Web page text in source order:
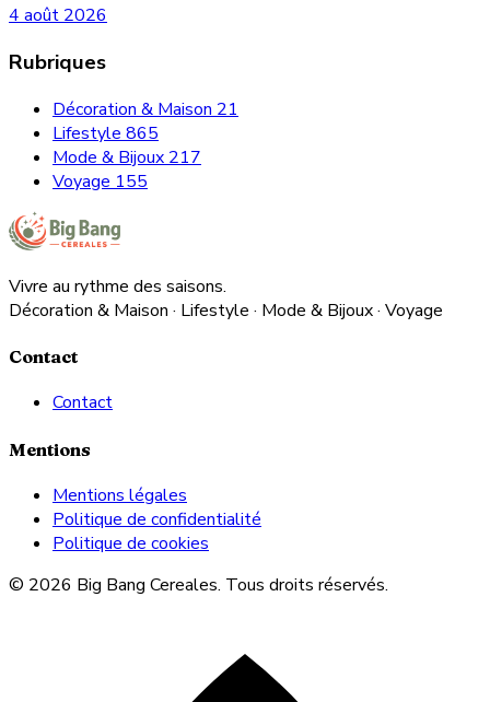
4 août 2026
Rubriques
Décoration & Maison 21
Lifestyle 865
Mode & Bijoux 217
Voyage 155
Vivre au rythme des saisons.
Décoration & Maison · Lifestyle · Mode & Bijoux · Voyage
Contact
Contact
Mentions
Mentions légales
Politique de confidentialité
Politique de cookies
© 2026 Big Bang Cereales. Tous droits réservés.